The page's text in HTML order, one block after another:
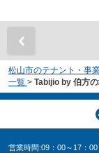
松山市のテナント・事
一覧 > Tabijio by 伯方
営業時間:09：00～17：